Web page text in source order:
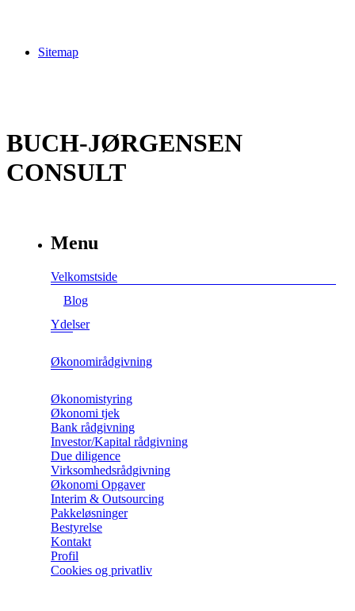
Sitemap
BUCH-JØRGENSEN
CONSULT
Menu
Velkomstside
Blog
Ydelser
Økonomirådgivning
Økonomistyring
Økonomi tjek
Bank rådgivning
Investor/Kapital rådgivning
Due diligence
Virksomhedsrådgivning
Økonomi Opgaver
Interim & Outsourcing
Pakkeløsninger
Bestyrelse
Kontakt
Profil
Cookies og privatliv